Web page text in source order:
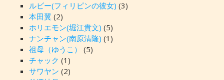
ルビー(フィリピンの彼女) (3)
本田翼 (2)
ホリエモン(堀江貴文) (5)
ナンチャン(南原清隆) (1)
祖母（ゆうこ）
(5)
チャック (1)
サワヤン (2)